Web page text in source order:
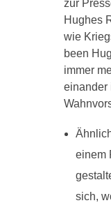
zur
Hughes
wie
been
immer
einander
einem
sich,